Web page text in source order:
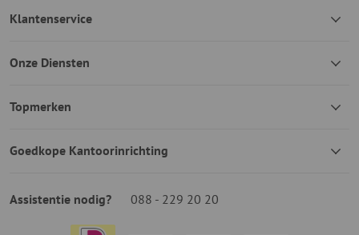
Klantenservice
Onze Diensten
Topmerken
Goedkope Kantoorinrichting
Assistentie nodig? 088 - 229 20 20